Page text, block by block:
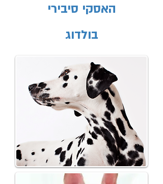
האסקי סיבירי
בולדוג